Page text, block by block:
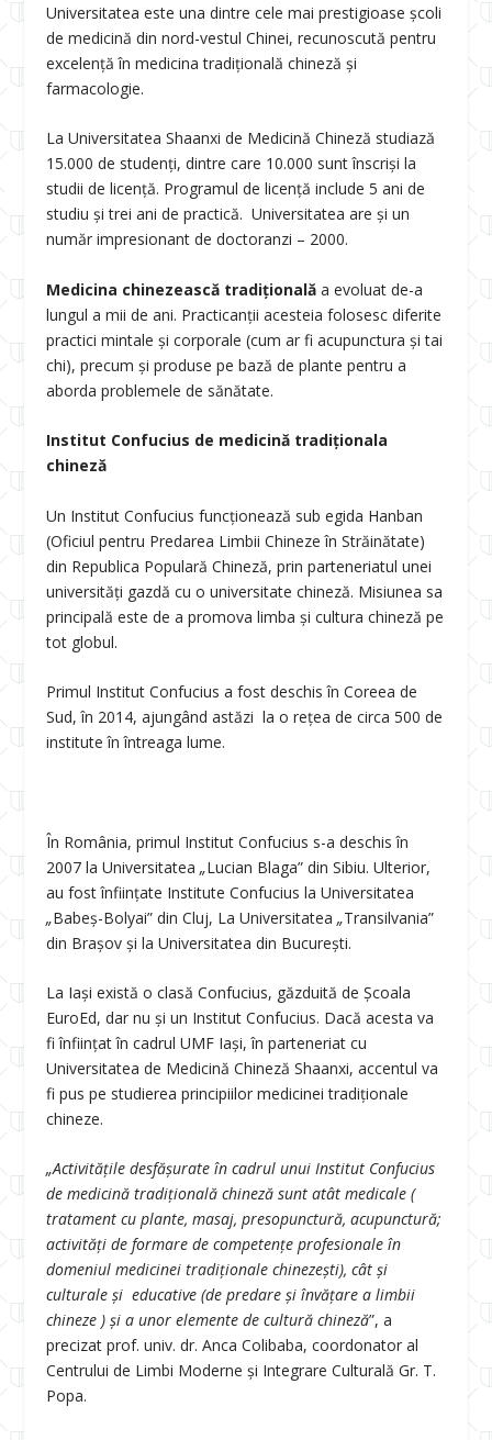
Universitatea este una dintre cele mai prestigioase școli
de medicină din nord-vestul Chinei, recunoscută pentru
excelență în medicina tradițională chineză și
farmacologie.
La Universitatea Shaanxi de Medicină Chineză studiază
15.000 de studenți, dintre care 10.000 sunt înscriși la
studii de licență. Programul de licență include 5 ani de
studiu și trei ani de practică. Universitatea are și un
număr impresionant de doctoranzi – 2000.
Medicina chinezească tradițională a evoluat de-a
lungul a mii de ani. Practicanții acesteia folosesc diferite
practici mintale și corporale (cum ar fi acupunctura și tai
chi), precum și produse pe bază de plante pentru a
aborda problemele de sănătate.
Institut Confucius de medicină tradiționala
chineză
Un Institut Confucius funcţionează sub egida Hanban
(Oficiul pentru Predarea Limbii Chineze în Străinătate)
din Republica Populară Chineză, prin parteneriatul unei
universităţi gazdă cu o universitate chineză. Misiunea sa
principală este de a promova limba şi cultura chineză pe
tot globul.
Primul Institut Confucius a fost deschis în Coreea de
Sud, în 2014, ajungând astăzi la o rețea de circa 500 de
institute în întreaga lume.
În România, primul Institut Confucius s-a deschis în
2007 la Universitatea„Lucian Blaga” din Sibiu. Ulterior,
au fost înființate Institute Confucius la Universitatea
„Babeș-Bolyai” din Cluj, La Universitatea„Transilvania”
din Brașov și la Universitatea din București.
La Iași există o clasă Confucius, găzduită de Școala
EuroEd, dar nu și un Institut Confucius. Dacă acesta va
fi înființat în cadrul UMF Iași, în parteneriat cu
Universitatea de Medicină Chineză Shaanxi, accentul va
fi pus pe studierea principiilor medicinei tradiționale
chineze.
„Activitățile desfășurate în cadrul unui Institut Confucius
de medicină tradițională chineză sunt atât medicale (
tratament cu plante, masaj, presopunctură, acupunctură;
activități de formare de competențe profesionale în
domeniul medicinei tradiționale chinezești), cât și
culturale și educative (de predare și învățare a limbii
chineze ) și a unor elemente de cultură chineză”, a
precizat prof. univ. dr. Anca Colibaba, coordonator al
Centrului de Limbi Moderne și Integrare Culturală Gr. T.
Popa.